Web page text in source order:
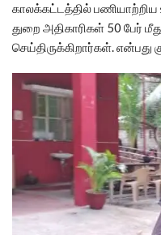
காலக்கட்டத்தில்
துறை அதிகாரிகள் 50 பேர்
செய்திருக்கிறார்கள். என்பது